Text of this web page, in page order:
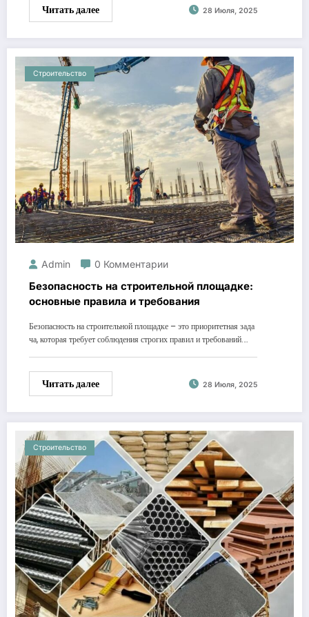
Читать далее 28 Июля, 2025
Строительство
Admin 0 Комментарии
Безопасность на строительной площадке:
основные правила и требования
Безопасность на строительной площадке – это приоритетная зада
ча, которая требует соблюдения строгих правил и требований.…
Читать далее 28 Июля, 2025
Строительство